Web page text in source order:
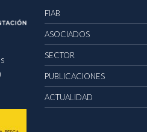
FIAB
ASOCIADOS
SECTOR
PUBLICACIONES
ACTUALIDAD